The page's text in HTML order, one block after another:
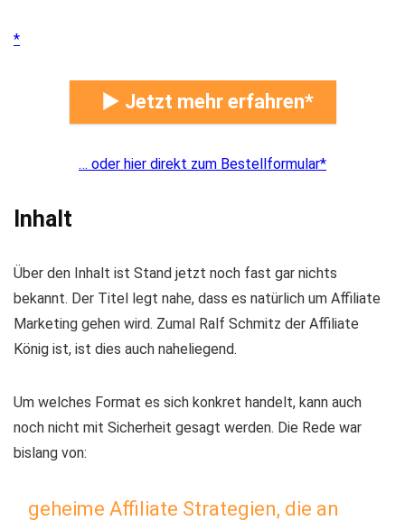
► Jetzt mehr erfahren
… oder hier direkt zum Bestellformular
Inhalt
Über den Inhalt ist Stand jetzt noch fast gar nichts
bekannt. Der Titel legt nahe, dass es natürlich um Affiliate
Marketing gehen wird. Zumal Ralf Schmitz der Affiliate
König ist, ist dies auch naheliegend.
Um welches Format es sich konkret handelt, kann auch
noch nicht mit Sicherheit gesagt werden. Die Rede war
bislang von:
geheime Affiliate Strategien, die an